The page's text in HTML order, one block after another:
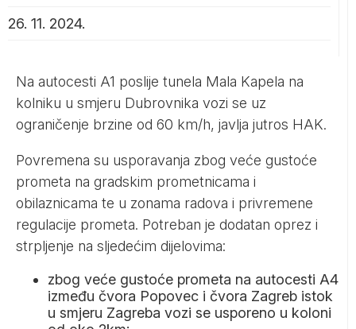
26. 11. 2024.
Na autocesti A1 poslije tunela Mala Kapela na
kolniku u smjeru Dubrovnika vozi se uz
ograničenje brzine od 60 km/h, javlja jutros HAK.
Povremena su usporavanja zbog veće gustoće
prometa na gradskim prometnicama i
obilaznicama te u zonama radova i privremene
regulacije prometa. Potreban je dodatan oprez i
strpljenje na sljedećim dijelovima:
zbog veće gustoće prometa na autocesti A4
između čvora Popovec i čvora Zagreb istok
u smjeru Zagreba vozi se usporeno u koloni